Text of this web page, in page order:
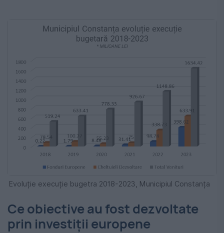
Evoluție execuție bugetra 2018-2023, Municipiul Constanța
Ce obiective au fost dezvoltate
prin investiții europene